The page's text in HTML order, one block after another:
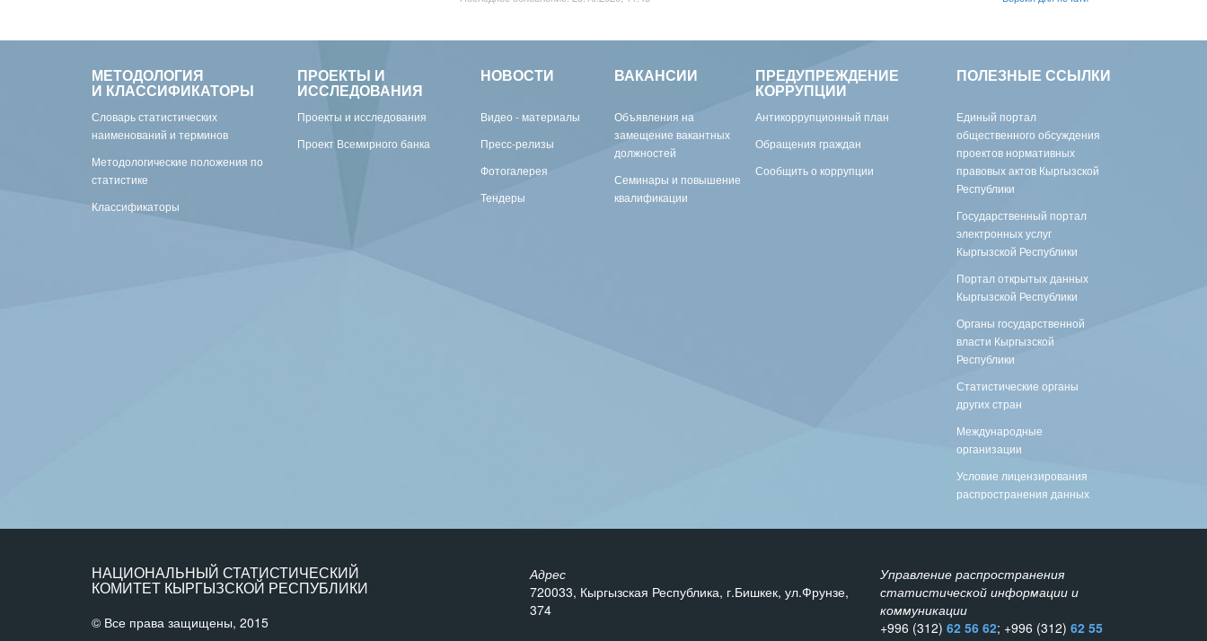
МЕТОДОЛОГИЯ
И КЛАССИФИКАТОРЫ
Словарь статистических
наименований и терминов
Методологические положения по
статистике
Классификаторы
ПРОЕКТЫ И
ИССЛЕДОВАНИЯ
Проекты и исследования
Проект Всемирного банка
НОВОСТИ
Видео - материалы
Пресс-релизы
Фотогалерея
Тендеры
ВАКАНСИИ
Объявления на
замещение вакантных
должностей
Семинары и повышение
квалификации
ПРЕДУПРЕЖДЕНИЕ
КОРРУПЦИИ
Антикоррупционный план
Обращения граждан
Сообщить о коррупции
ПОЛЕЗНЫЕ ССЫЛКИ
Единый портал
общественного обсуждения
проектов нормативных
правовых актов Кыргызской
Республики
Государственный портал
электронных услуг
Кыргызской Республики
Портал открытых данных
Кыргызской Республики
Органы государственной
власти Кыргызской
Республики
Статистические органы
других стран
Международные
организации
Условие лицензирования
распространения данных
НАЦИОНАЛЬНЫЙ СТАТИСТИЧЕСКИЙ
КОМИТЕТ КЫРГЫЗСКОЙ РЕСПУБЛИКИ
© Все права защищены, 2015
Адрес
720033, Кыргызская Республика, г.Бишкек, ул.Фрунзе,
374
Управление распространения
статистической информации и
коммуникации
+996 (312) 62 56 62; +996 (312) 62 55